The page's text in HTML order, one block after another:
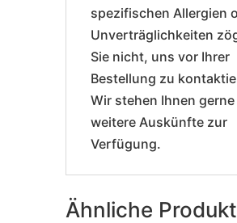
spezifischen Allergien
Unverträglichkeiten
Sie nicht, uns vor Ihrer
Bestellung zu
Wir stehen Ihnen
weitere Auskünfte zur
Verfügung.
Ähnliche